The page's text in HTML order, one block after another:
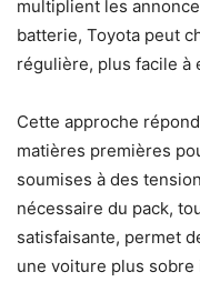
multiplient les
batterie, Toyota peut
régulière, plus facile à
Cette approche
matières premières
soumises à des
nécessaire du pack,
satisfaisante, permet
une voiture plus